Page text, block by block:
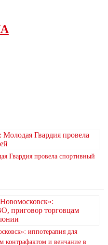
Гвардия провела спортивный
иппотерапия для
контрафактом и венчание в